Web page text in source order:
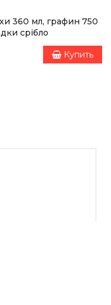
360 мл, графин 750
срібло
Купить